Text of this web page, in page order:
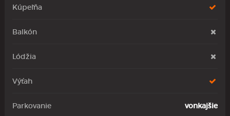
Kúpeľňa
Balkón
Lódžia
Výťah
Parkovanie vonkajšie